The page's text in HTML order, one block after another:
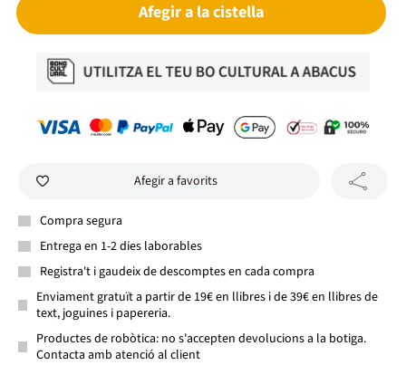
Afegir a la cistella
Afegir a favorits
Compra segura
Entrega en 1-2 dies laborables
Registra't i gaudeix de descomptes en cada compra
Enviament gratuït a partir de 19€ en llibres i de 39€ en llibres de
text, joguines i papereria.
Productes de robòtica: no s'accepten devolucions a la botiga.
Contacta amb atenció al client